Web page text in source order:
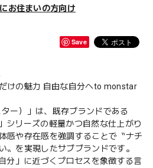
お住まいの方向け
Save
けの魅力 自由な自分へto monstar
ー）」は、既存ブランドである
シリーズの軽量かつ自然な仕上がり
感や存在感を強調することで〝ナチ
〟を実現したサブブランドです。
分」に近づくプロセスを象徴する言